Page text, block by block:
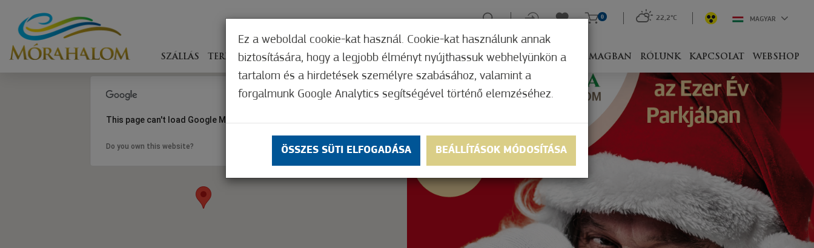
SZÁLLÁS TERÍTÉKEN ÉLMÉNYSZERZÉS ZÖLD FÓKUSZ GYÓGYHELY MERRE, MIVEL CSOMAGBAN RÓLUNK KAPCSOLAT WEBSHOP
0 22,2°C MAGYAR
This page can't load Google Maps correctly.
Do you own this website? OK
Ez a weboldal cookie-kat használ. Cookie-kat használunk annak
biztosítására, hogy a legjobb élményt nyújthassuk webhelyünkön a
tartalom és a hirdetések személyre szabásához, valamint a
forgalmunk Google Analytics segítségével történő elemzéséhez.
ÖSSZES SÜTI ELFOGADÁSA BEÁLLÍTÁSOK MÓDOSÍTÁSA